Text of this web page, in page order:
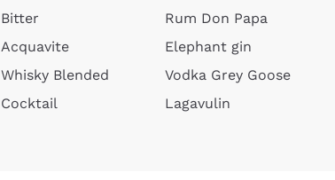
Bitter
Acquavite
Whisky Blended
Cocktail
Rum Don Papa
Elephant gin
Vodka Grey Goose
Lagavulin